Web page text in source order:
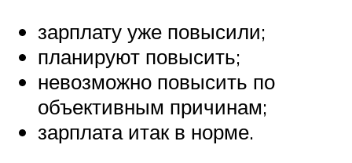
зарплату уже повысили;
планируют повысить;
невозможно повысить по
объективным причинам;
зарплата итак в норме.